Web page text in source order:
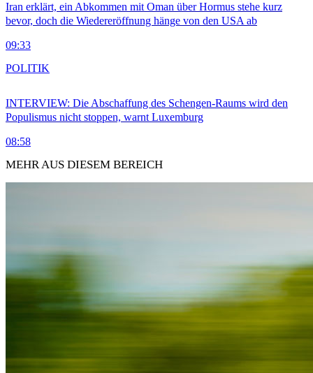
Iran erklärt, ein Abkommen mit Oman über Hormus stehe kurz
bevor, doch die Wiedereröffnung hänge von den USA ab
09:33
INTERVIEW: Die Abschaffung des Schengen-Raums wird den
Populismus nicht stoppen, warnt Luxemburg
08:58
POLITIK
MEHR AUS DIESEM BEREICH